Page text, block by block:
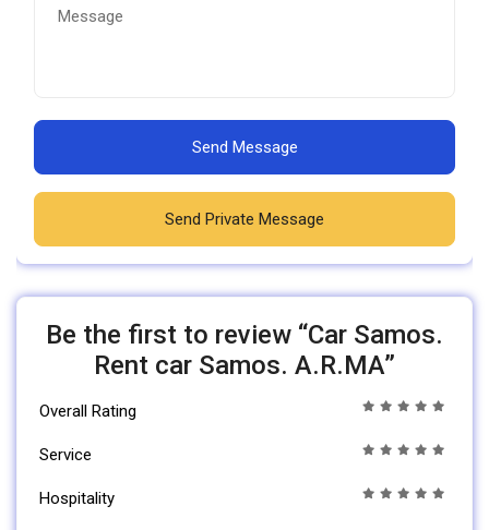
Send Message
Send Private Message
Be the first to review “Car Samos.
Rent car Samos. A.R.MA”
Overall Rating
Service
Hospitality